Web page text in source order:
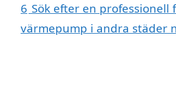
6 Sök efter en professionell
värmepump i andra städer